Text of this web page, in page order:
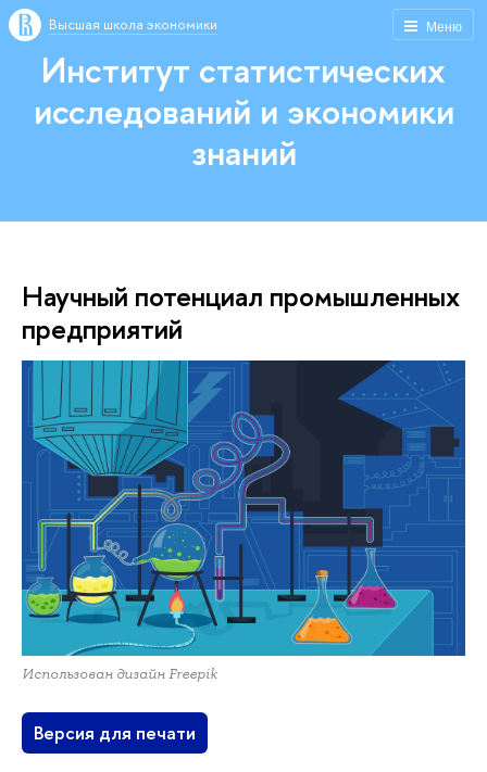
Меню
Высшая школа экономики
Институт статистических
исследований и экономики
знаний
Научный потенциал промышленных
предприятий
Использован дизайн Freepik
Версия для печати